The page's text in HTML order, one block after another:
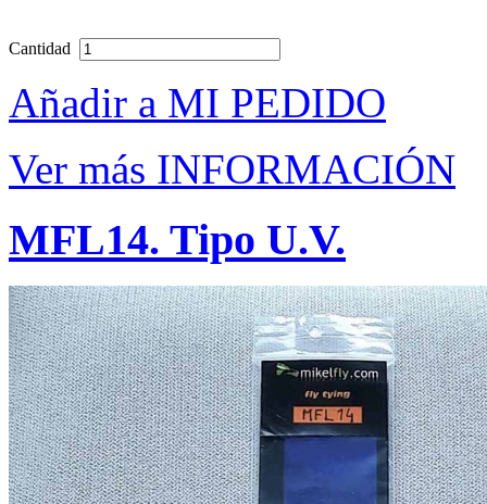
Cantidad
Añadir a MI PEDIDO
Ver más INFORMACIÓN
MFL14. Tipo U.V.